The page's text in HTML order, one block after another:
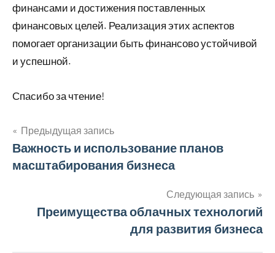
финансами и достижения поставленных
финансовых целей. Реализация этих аспектов
помогает организации быть финансово устойчивой
и успешной.
Спасибо за чтение!
Навигация
по
Предыдущая запись
Важность и использование планов
масштабирования бизнеса
Следующая запись
Преимущества облачных технологий
для развития бизнеса